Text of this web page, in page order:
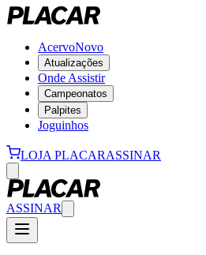
AcervoNovo
Atualizações
Onde Assistir
Campeonatos
Palpites
Joguinhos
LOJA PLACARASSINAR
ASSINAR